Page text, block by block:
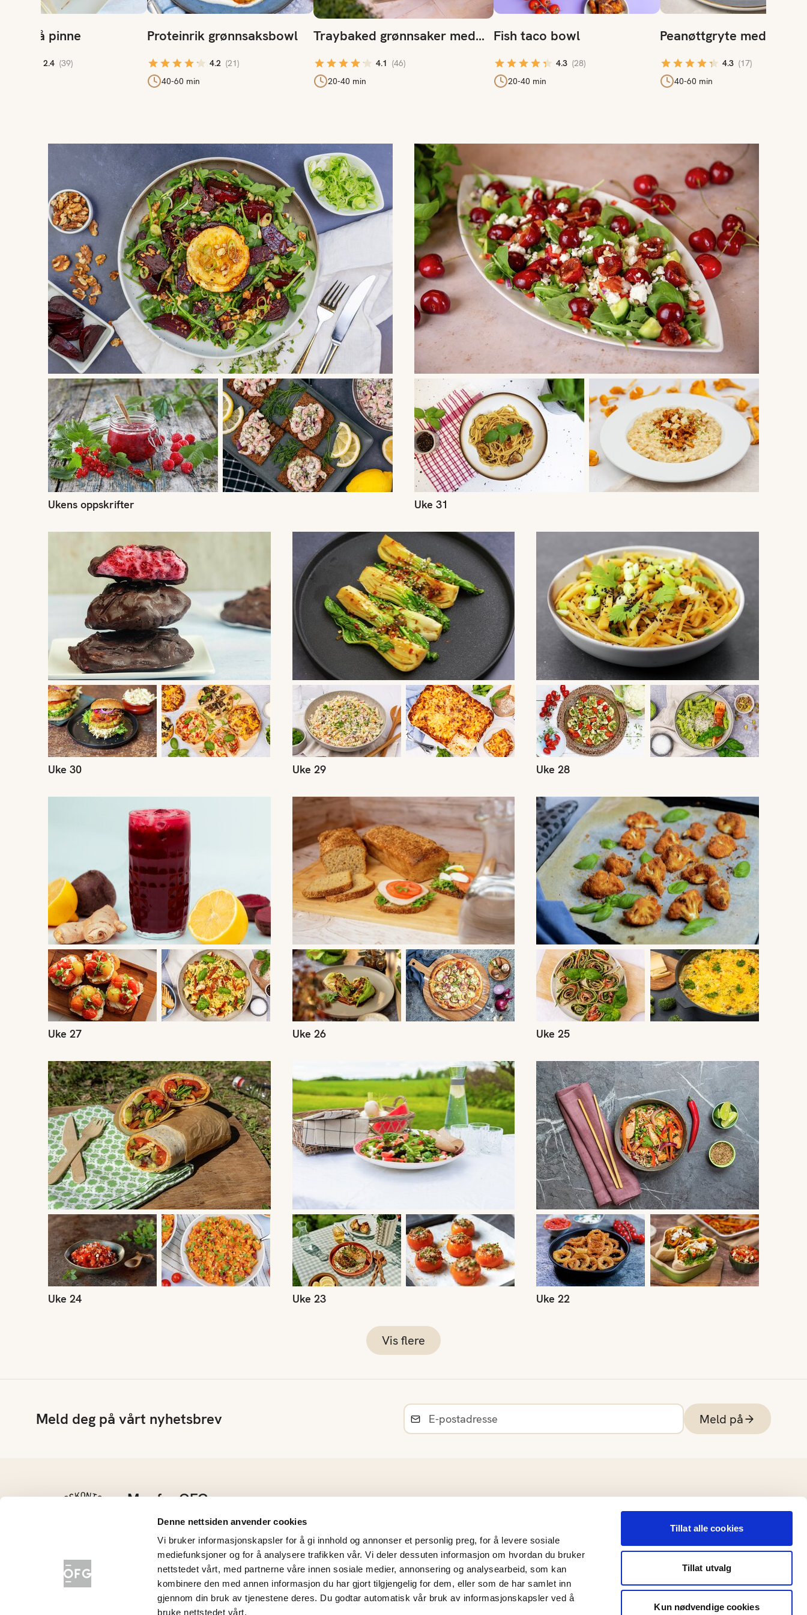
Denne nettsiden anvender cookies
Vi bruker informasjonskapsler for å gi innhold og annonser et personlig preg, for å levere sosiale
mediefunksjoner og for å analysere trafikken vår. Vi deler dessuten informasjon om hvordan du bruker
nettstedet vårt, med partnerne våre innen sosiale medier, annonsering og analysearbeid, som kan
kombinere den med annen informasjon du har gjort tilgjengelig for dem, eller som de har samlet inn
gjennom din bruk av tjenestene deres. Du godtar automatisk vår bruk av informasjonskapsler ved å
bruke nettstedet vårt.
Tillat alle cookies
Tillat utvalg
Kun nødvendige cookies
på pinne
2.4 (39)
Proteinrik grønnsaksbowl
4.2 (21)
40-60 min
Traybaked grønnsaker med
4.1 (46)
20-40 min
Fish taco bowl
4.3 (28)
20-40 min
Peanøttgryte med
4.3 (17)
40-60 min
Ukens oppskrifter
Ukens oppskrifter
Uke 31
Uke 31
Uke 30
Uke 30
Uke 29
Uke 29
Uke 28
Uke 28
Uke 27
Uke 27
Uke 26
Uke 26
Uke 25
Uke 25
Uke 24
Uke 24
Uke 23 Uke 22
Uke 22
Vis flere
Meld deg på vårt nyhetsbrev Meld på
Mer fra OFG
Grøntløftet
Konkurranser
Nyhetsarkiv
Materiell og bildearkiv
Frukt- og Grøntinnsikt
Personvernerklæring
Årsrapporter
Opplysningskontoret for frukt og grønt